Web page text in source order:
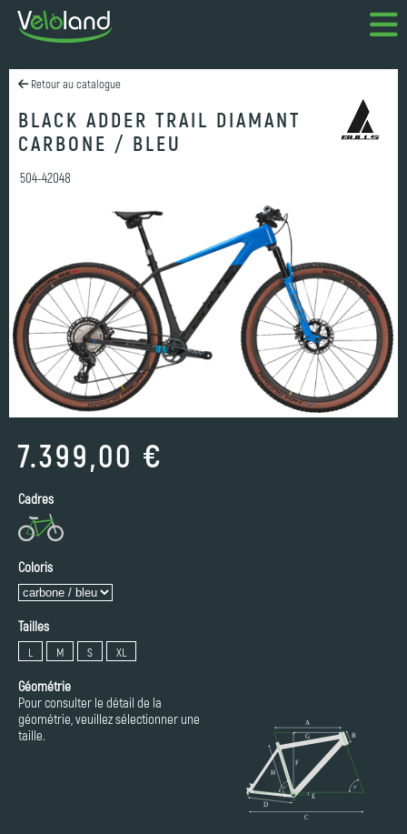
Retour au catalogue
BLACK ADDER TRAIL DIAMANT
CARBONE / BLEU
504-42048
7.399,00 €
Cadres
Coloris
Tailles
L M S XL
Géométrie
Pour consulter le détail de la
géométrie, veuillez sélectionner une
taille.